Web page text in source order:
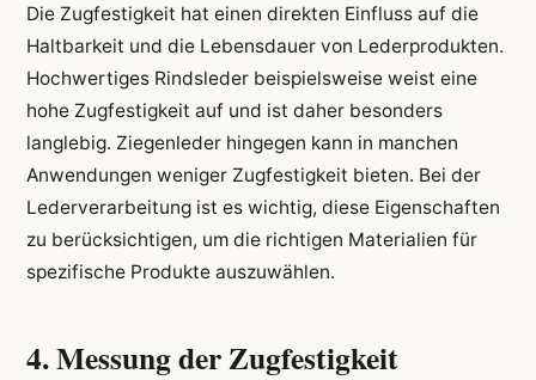
Die Zugfestigkeit hat einen direkten Einfluss auf die
Haltbarkeit und die Lebensdauer von Lederprodukten.
Hochwertiges Rindsleder beispielsweise weist eine
hohe Zugfestigkeit auf und ist daher besonders
langlebig. Ziegenleder hingegen kann in manchen
Anwendungen weniger Zugfestigkeit bieten. Bei der
Lederverarbeitung ist es wichtig, diese Eigenschaften
zu berücksichtigen, um die richtigen Materialien für
spezifische Produkte auszuwählen.
4. Messung der Zugfestigkeit